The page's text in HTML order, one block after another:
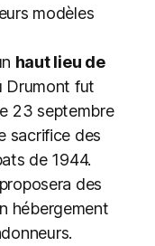
modèles
haut lieu de
Drumont fut
23 septembre
sacrifice des
de 1944.
des
hébergement